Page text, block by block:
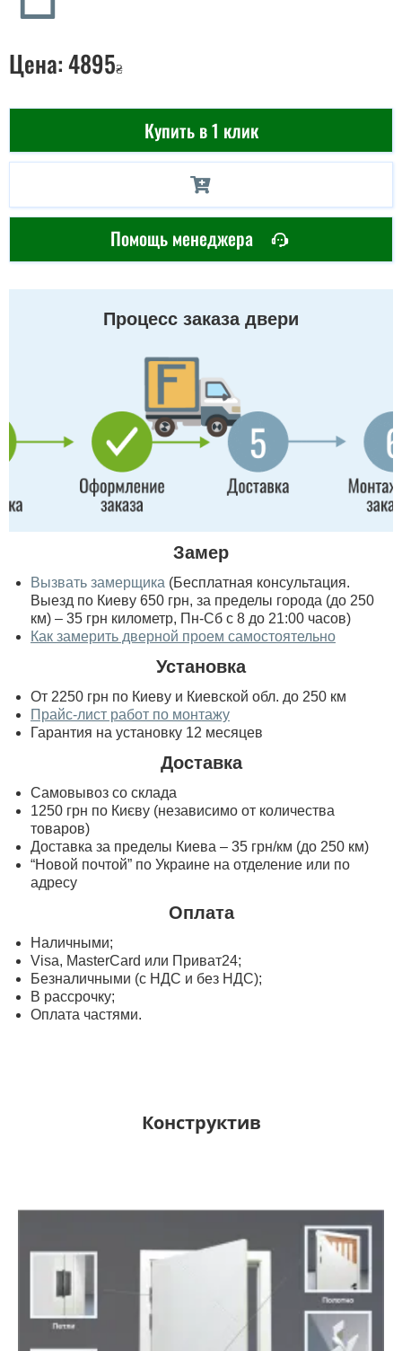
Цена:4895₴
Купить в 1 клик
Помощь менеджера
Процесс заказа двери
Замер
Вызвать замерщика (Бесплатная консультация.
Выезд по Киеву 650 грн, за пределы города (до 250
км) – 35 грн километр, Пн-Сб с 8 до 21:00 часов)
Как замерить дверной проем самостоятельно
Установка
От 2250 грн по Киеву и Киевской обл. до 250 км
Прайс-лист работ по монтажу
Гарантия на установку 12 месяцев
Доставка
Самовывоз со склада
1250 грн по Києву (независимо от количества
товаров)
Доставка за пределы Киева – 35 грн/км (до 250 км)
“Новой почтой” по Украине на отделение или по
адресу
Оплата
Наличными;
Visa, MasterСard или Приват24;
Безналичными (с НДС и без НДС);
В рассрочку;
Оплата частями.
Конструктив